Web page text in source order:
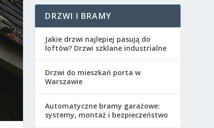
DRZWI I BRAMY
Jakie drzwi najlepiej pasują do
loftów? Drzwi szklane industrialne
Drzwi do mieszkań porta w
Warszawie
Automatyczne bramy garażowe:
systemy, montaż i bezpieczeństwo